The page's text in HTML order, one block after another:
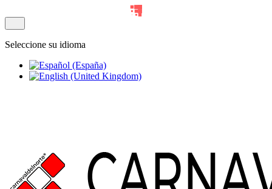
Seleccione su idioma